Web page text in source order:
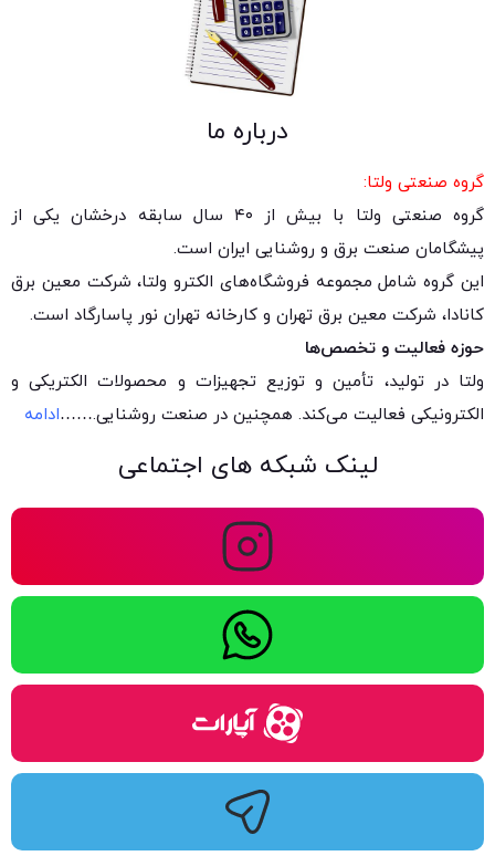
درباره ما
گروه صنعتی ولتا:
گروه صنعتی ولتا با بیش از ۴۰ سال سابقه درخشان یکی از
پیشگامان صنعت برق و روشنایی ایران است.
این گروه شامل مجموعه فروشگاه‌های الکترو ولتا، شرکت معین برق
کانادا، شرکت معین برق تهران و کارخانه تهران نور پاسارگاد است.
حوزه فعالیت و تخصص‌ها
ولتا در تولید، تأمین و توزیع تجهیزات و محصولات الکتریکی و
الکترونیکی فعالیت می‌کند. همچنین در صنعت روشنایی.……ادامه
لینک شبکه های اجتماعی